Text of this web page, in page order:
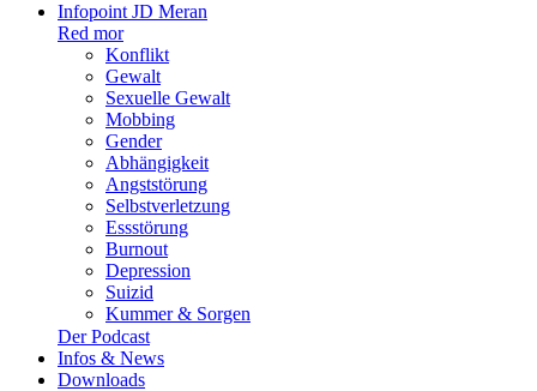
Infopoint JD Meran
Red mor
Konflikt
Gewalt
Sexuelle Gewalt
Mobbing
Gender
Abhängigkeit
Angststörung
Selbstverletzung
Essstörung
Burnout
Depression
Suizid
Kummer & Sorgen
Der Podcast
Infos & News
Downloads